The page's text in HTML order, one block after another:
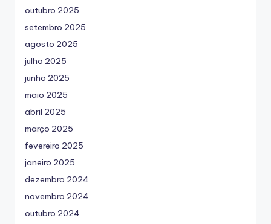
outubro 2025
setembro 2025
agosto 2025
julho 2025
junho 2025
maio 2025
abril 2025
março 2025
fevereiro 2025
janeiro 2025
dezembro 2024
novembro 2024
outubro 2024